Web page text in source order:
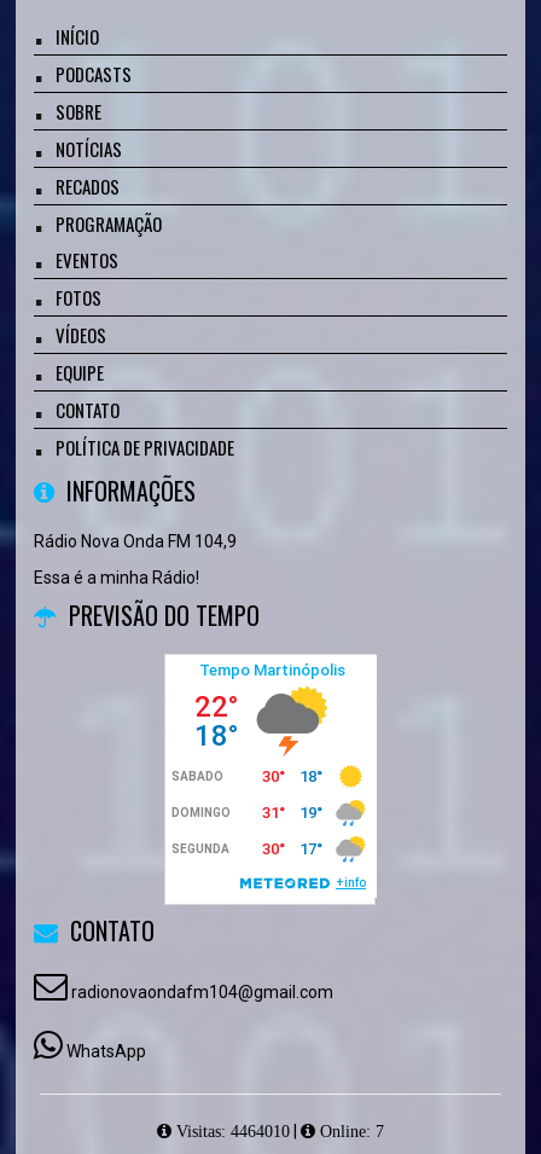
INÍCIO
PODCASTS
SOBRE
NOTÍCIAS
RECADOS
PROGRAMAÇÃO
EVENTOS
FOTOS
VÍDEOS
EQUIPE
CONTATO
POLÍTICA DE PRIVACIDADE
INFORMAÇÕES
Rádio Nova Onda FM 104,9
Essa é a minha Rádio!
PREVISÃO DO TEMPO
CONTATO
radionovaondafm104@gmail.com
WhatsApp
Visitas: 4464010| Online: 7